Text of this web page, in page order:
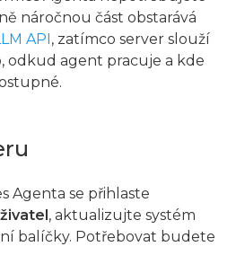
náročnou část obstarává
API, zatímco server slouží
odkud agent pracuje a kde
Agenta se přihlaste
, aktualizujte systém
balíčky. Potřebovat budete